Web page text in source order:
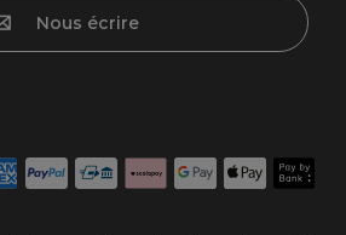
Nous écrire